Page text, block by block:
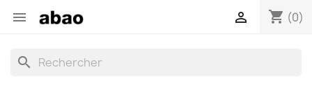
 shopping_cart (0)

search